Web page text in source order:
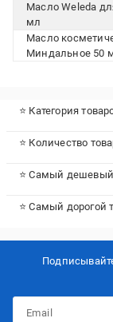
Масло Weleda
мл
Масло
Миндальное 50
⭐ Категория
⭐ Количество
⭐ Самый дешевый
⭐ Самый дорогой